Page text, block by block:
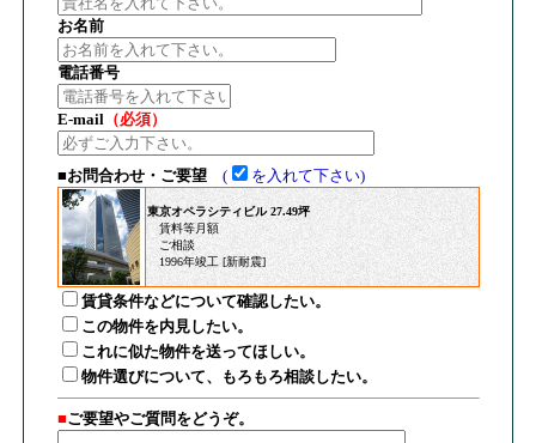
お名前
電話番号
E-mail（必須）
■お問合わせ・ご要望 ( を入れて下さい)
東京オペラシティビル 27.49坪
賃料等月額
ご相談
1996年竣工 [新耐震]
賃貸条件などについて確認したい。
この物件を内見したい。
これに似た物件を送ってほしい。
物件選びについて、もろもろ相談したい。
■ご要望やご質問をどうぞ。